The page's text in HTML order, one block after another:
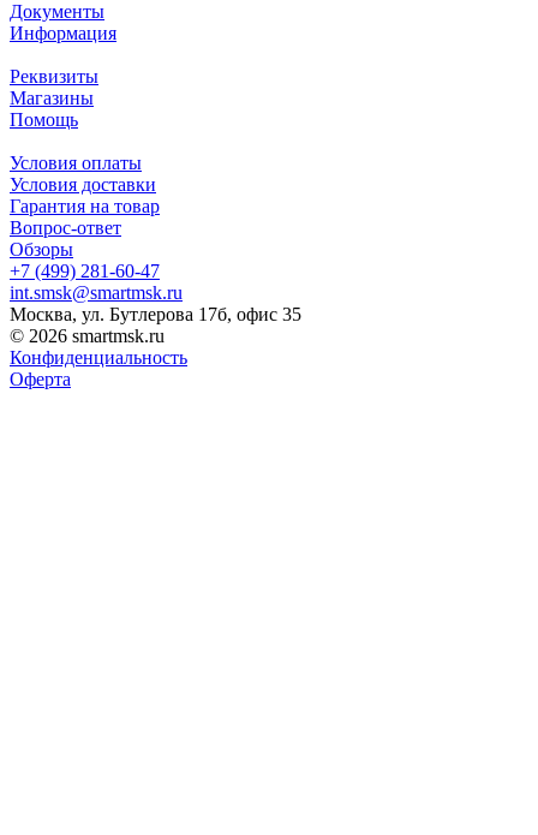
Документы
Информация
Реквизиты
Магазины
Помощь
Условия оплаты
Условия доставки
Гарантия на товар
Вопрос-ответ
Обзоры
+7 (499) 281-60-47
int.smsk@smartmsk.ru
Москва, ул. Бутлерова 17б, офис 35
© 2026 smartmsk.ru
Конфиденциальность
Оферта